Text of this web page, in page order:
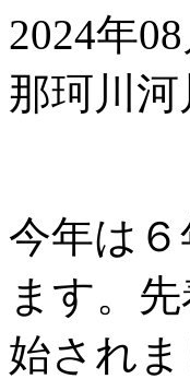
2024年
那珂川河
今年は
ます。
始され